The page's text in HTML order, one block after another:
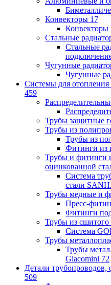
Конвекторы 17
Конвекторы
Стальные
Стальные
Чугунные
Чугунные
Системы для
459
Трубы защитные
Трубы из
Трубы из
Фитинги из
Трубы и фитинги
оцинкованной
Система
стали
Трубы медные и
Пресс-
Фитинги
Трубы из
Система
Трубы
Трубы
Giacomini 72
Детали
509